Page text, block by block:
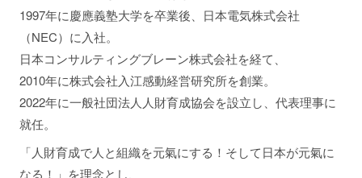
1997年に慶應義塾大学を卒業後、日本電気株式会社
（NEC）に入社。
日本コンサルティングブレーン株式会社を経て、
2010年に株式会社入江感動経営研究所を創業。
2022年に一般社団法人人財育成協会を設立し、代表理事に
就任。
「人財育成で人と組織を元氣にする！そして日本が元氣に
なる！」を理念とし、